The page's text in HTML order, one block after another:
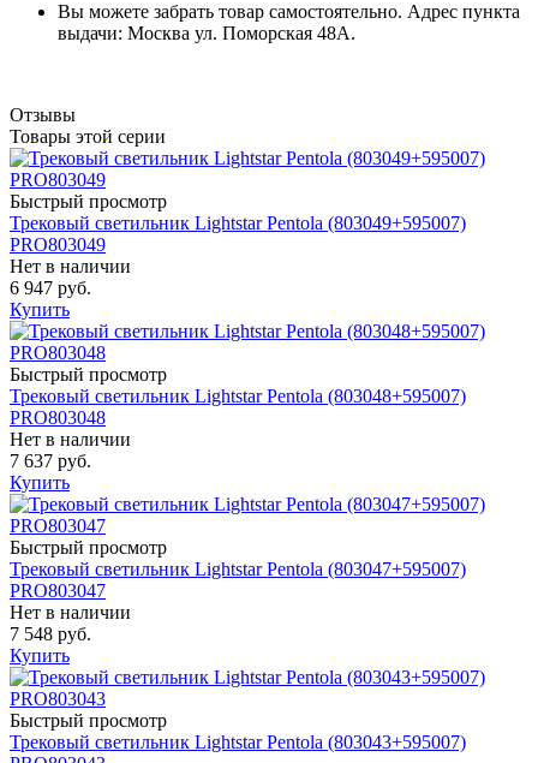
Вы можете забрать товар самостоятельно. Адрес пункта
выдачи: Москва ул. Поморская 48А.
Отзывы
Товары этой серии
Быстрый просмотр
Трековый светильник Lightstar Pentola (803049+595007)
PRO803049
Нет в наличии
6 947 руб.
Купить
Быстрый просмотр
Трековый светильник Lightstar Pentola (803048+595007)
PRO803048
Нет в наличии
7 637 руб.
Купить
Быстрый просмотр
Трековый светильник Lightstar Pentola (803047+595007)
PRO803047
Нет в наличии
7 548 руб.
Купить
Быстрый просмотр
Трековый светильник Lightstar Pentola (803043+595007)